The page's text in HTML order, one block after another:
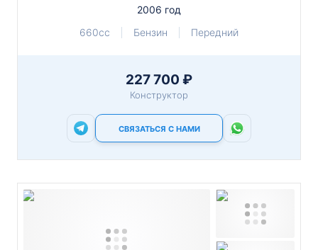
2006 год
660cc
Бензин Передний
227 700 ₽
Конструктор
СВЯЗАТЬСЯ С НАМИ